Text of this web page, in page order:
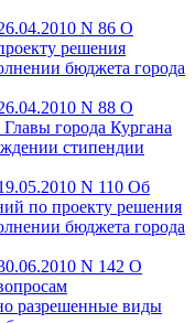
N 86 О
решения
бюджета города
N 88 О
города Кургана
стипендии
N 110 Об
по проекту решения
бюджета города
N 142 О
разрешенные виды